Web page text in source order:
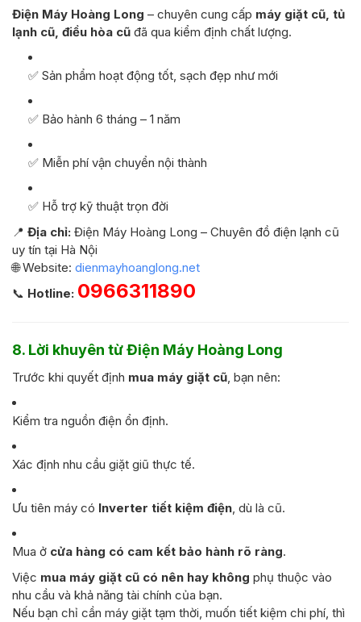
Điện Máy Hoàng Long – chuyên cung cấp máy giặt cũ, tủ
lạnh cũ, điều hòa cũ đã qua kiểm định chất lượng.
✅ Sản phẩm hoạt động tốt, sạch đẹp như mới
✅ Bảo hành 6 tháng – 1 năm
✅ Miễn phí vận chuyển nội thành
✅ Hỗ trợ kỹ thuật trọn đời
📍 Địa chỉ: Điện Máy Hoàng Long – Chuyên đồ điện lạnh cũ
uy tín tại Hà Nội
🌐 Website: dienmayhoanglong.net
📞 Hotline: 0966311890
8. Lời khuyên từ Điện Máy Hoàng Long
Trước khi quyết định mua máy giặt cũ, bạn nên:
Kiểm tra nguồn điện ổn định.
Xác định nhu cầu giặt giũ thực tế.
Ưu tiên máy có Inverter tiết kiệm điện, dù là cũ.
Mua ở cửa hàng có cam kết bảo hành rõ ràng.
Việc mua máy giặt cũ có nên hay không phụ thuộc vào
nhu cầu và khả năng tài chính của bạn.
Nếu bạn chỉ cần máy giặt tạm thời, muốn tiết kiệm chi phí, thì